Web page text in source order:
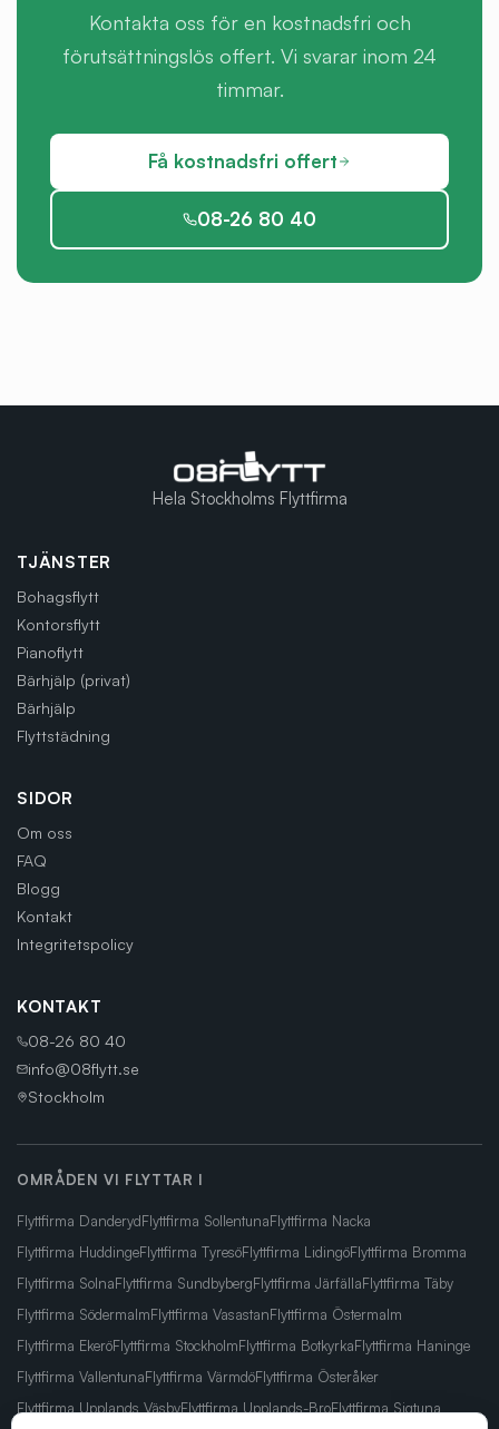
Kontakta oss för en kostnadsfri och
förutsättningslös offert. Vi svarar inom 24
timmar.
Få kostnadsfri offert
08-26 80 40
Hela Stockholms Flyttfirma
TJÄNSTER
Bohagsflytt
Kontorsflytt
Pianoflytt
Bärhjälp (privat)
Bärhjälp
Flyttstädning
SIDOR
Om oss
FAQ
Blogg
Kontakt
Integritetspolicy
KONTAKT
08-26 80 40
info@08flytt.se
Stockholm
OMRÅDEN VI FLYTTAR I
Flyttfirma DanderydFlyttfirma SollentunaFlyttfirma Nacka
Flyttfirma HuddingeFlyttfirma TyresöFlyttfirma LidingöFlyttfirma Bromma
Flyttfirma SolnaFlyttfirma SundbybergFlyttfirma JärfällaFlyttfirma Täby
Flyttfirma SödermalmFlyttfirma VasastanFlyttfirma Östermalm
Flyttfirma EkeröFlyttfirma StockholmFlyttfirma BotkyrkaFlyttfirma Haninge
Flyttfirma VallentunaFlyttfirma VärmdöFlyttfirma Österåker
Flyttfirma Upplands VäsbyFlyttfirma Upplands-BroFlyttfirma Sigtuna